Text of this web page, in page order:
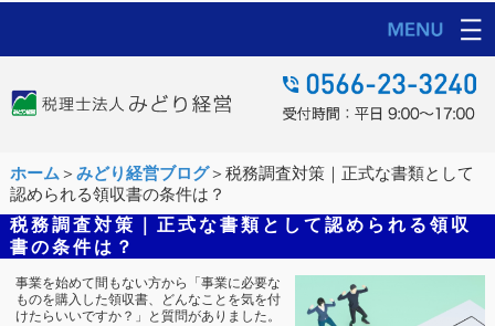
ホーム ＞ みどり経営ブログ＞税務調査対策｜正式な書類として
認められる領収書の条件は？
税務調査対策｜正式な書類として認められる領収
書の条件は？
事業を始めて間もない方から「事業に必要な
ものを購入した領収書、どんなことを気を付
けたらいいですか？」と質問がありました。